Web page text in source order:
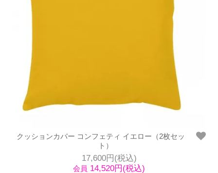
クッションカバー コンフェティ イエロー（2枚セッ
ト）
17,600円(税込)
会員 14,520円(税込)